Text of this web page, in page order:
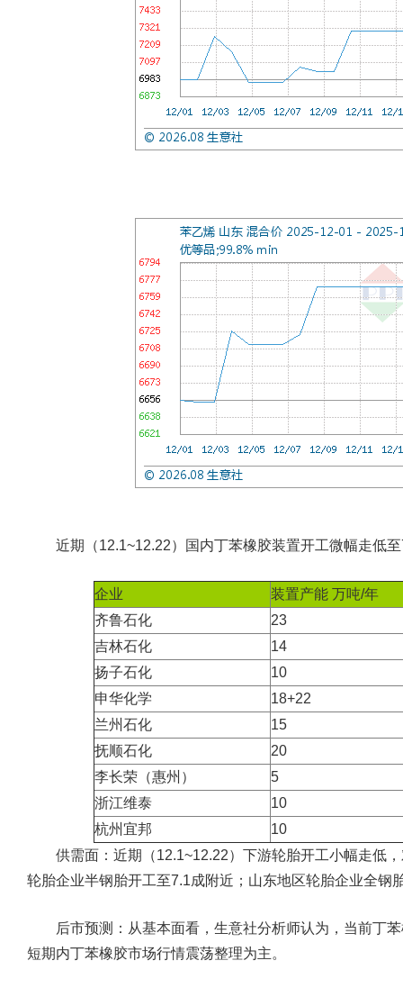
近期（12.1~12.22）国内丁苯橡胶装置开工微幅走低至
企业
装置产能 万吨/年
齐鲁石化
23
吉林石化
14
扬子石化
10
申华化学
18+22
兰州石化
15
抚顺石化
20
李长荣（惠州）
5
浙江维泰
10
杭州宜邦
10
供需面：近期（12.1~12.22）下游轮胎开工小幅走低，
轮胎企业半钢胎开工至7.1成附近；山东地区轮胎企业全钢
后市预测：从基本面看，生意社分析师认为，当前丁苯
短期内丁苯橡胶市场行情震荡整理为主。